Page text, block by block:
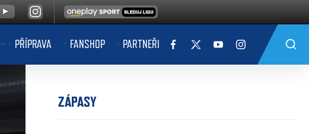
PŘÍPRAVA FANSHOP PARTNEŘI
ZÁPASY